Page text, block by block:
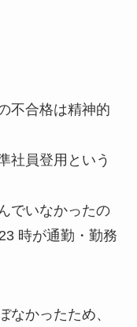
不合格は精神的
社員登⽤という
でいなかったの
時が通勤・勤務
なかったため、